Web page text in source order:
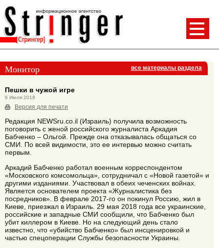
Монитор все материалы раздела
Пешки в чужой игре
6 Июля 2018
Версия для печати
Редакция NEWSru.co.il (Израиль) получила возможность
поговорить с женой российского журналиста Аркадия
Бабченко – Ольгой. Прежде она отказывалась общаться со
СМИ. По всей видимости, это ее интервью можно считать
первым.
Аркадий Бабченко работал военным корреспондентом
«Московского комсомольца», сотрудничал с «Новой газетой» и
другими изданиями. Участвовал в обеих чеченских войнах.
Является основателем проекта «Журналистика без
посредников». В феврале 2017-го он покинул Россию, жил в
Киеве, приезжал в Израиль. 29 мая 2018 года все украинские,
российские и западные СМИ сообщили, что Бабченко был
убит киллером в Киеве. Но на следующий день стало
известно, что «убийство Бабченко» был инсценировкой и
частью спецоперации Службы безопасности Украины.